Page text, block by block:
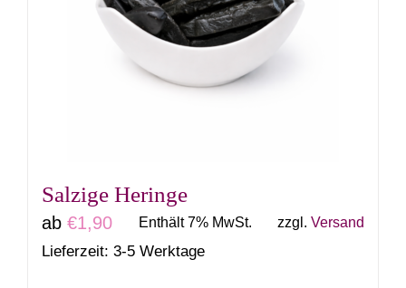
Die
Optionen
können
werden
Salzige Heringe
ab €1,90 Enthält 7% MwSt. zzgl. Versand
Lieferzeit: 3-5 Werktage